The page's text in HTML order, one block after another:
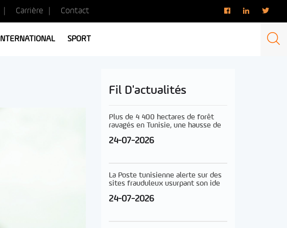
Carrière Contact
SPORT
Fil D'actualités
Plus de 4 400 hectares de forêt
ravagés en Tunisie, une hausse de
24-07-2026
La Poste tunisienne alerte sur des
sites frauduleux usurpant son ide
24-07-2026